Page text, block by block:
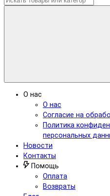
О нас
О нас
Согласие на
Политика
персональных
Новости
Контакты
Помощь
Оплата
Возвраты